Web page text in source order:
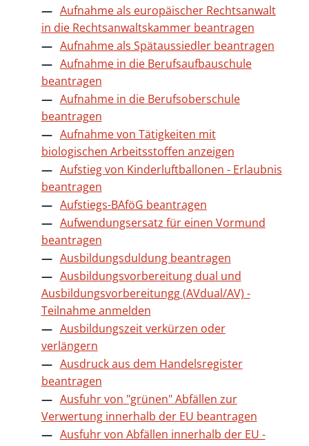
Aufnahme als europäischer Rechtsanwalt
in die Rechtsanwaltskammer beantragen
Aufnahme als Spätaussiedler beantragen
Aufnahme in die Berufsaufbauschule
beantragen
Aufnahme in die Berufsoberschule
beantragen
Aufnahme von Tätigkeiten mit
biologischen Arbeitsstoffen anzeigen
Aufstieg von Kinderluftballonen - Erlaubnis
beantragen
Aufstiegs-BAföG beantragen
Aufwendungsersatz für einen Vormund
beantragen
Ausbildungsduldung beantragen
Ausbildungsvorbereitung dual und
Ausbildungsvorbereitungg (AVdual/AV) -
Teilnahme anmelden
Ausbildungszeit verkürzen oder
verlängern
Ausdruck aus dem Handelsregister
beantragen
Ausfuhr von "grünen" Abfällen zur
Verwertung innerhalb der EU beantragen
Ausfuhr von Abfällen innerhalb der EU -